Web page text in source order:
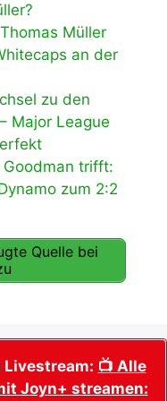
Müller
an der
zu den
Major League
trifft:
zum 2:2
Quelle bei
📺 Alle
Joyn+ streamen: